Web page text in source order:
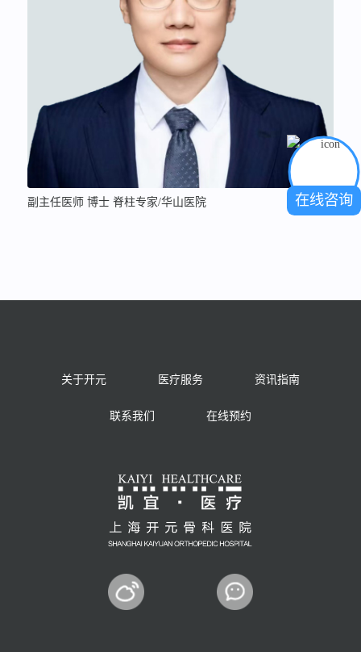
副主任医师 博士 脊柱专家/华山医院
关于开元 医疗服务 资讯指南
联系我们 在线预约
在线咨询